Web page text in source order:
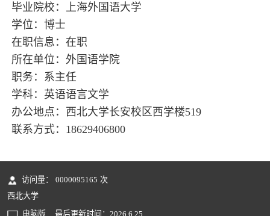
毕业院校：上海外国语大学
学位：博士
在职信息：在职
所在单位：外国语学院
职务：系主任
学科：英语语言文学
办公地点：西北大学长安校区西学楼519
联系方式：18629406800
访问量： 0000095165 次
西北大学
电脑版
最后更新时间： 2026 6 25